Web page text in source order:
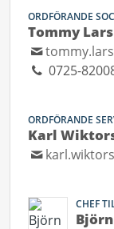
ORDFÖRANDE
Tommy
0725-
ORDFÖRANDE
Karl
CHEF